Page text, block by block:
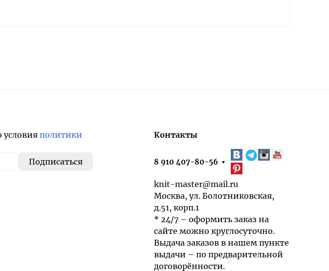
политики
Контакты
8 910 407-80-56
knit-master@mail.ru
Москва, ул. Болотниковская,
д.51, корп.1
* 24/7 – оформить заказ на
сайте можно круглосуточно.
Выдача заказов в нашем пункте
выдачи – по предварительной
договорённости.